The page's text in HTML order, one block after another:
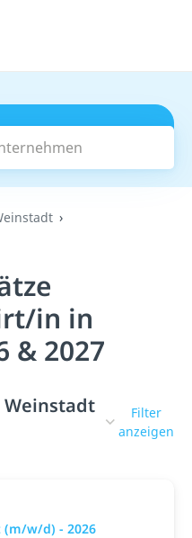
Suchen
in in
& 2027
Filter
anzeigen
w/d) - 2026